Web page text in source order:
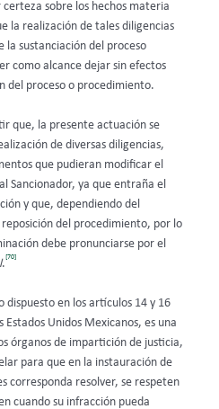
sobre los hechos materia
la realización de tales diligencias
sustanciación del proceso
como alcance dejar sin efectos
del proceso o procedimiento.
que, la presente actuación se
de diversas diligencias,
que pudieran modificar el
Sancionador, ya que entraña el
y que, dependiendo del
del procedimiento, por lo
debe pronunciarse por el
.
[70]
dispuesto en los artículos 14 y 16
Unidos Mexicanos, es una
órganos de impartición de justicia,
para que en la instauración de
corresponda resolver, se respeten
cuando su infracción pueda